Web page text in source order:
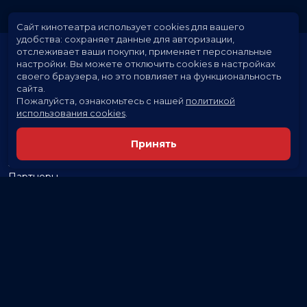
Расписание
Скоро в кино
Заведения
Партнеры
Сайт кинотеатра использует cookies для вашего
удобства: сохраняет данные для авторизации,
отслеживает ваши покупки, применяет персональные
настройки. Вы можете отключить cookies в настройках
своего браузера, но это повлияет на функциональность
сайта.
Пожалуйста, ознакомьтесь с нашей политикой
использования cookies
Принять